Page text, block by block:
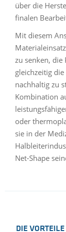
über die
finalen
Mit diesem
zu senken,
gleichzeitig
nachhaltig zu
Kombination
oder
sie in der
Net-Shape
DIE